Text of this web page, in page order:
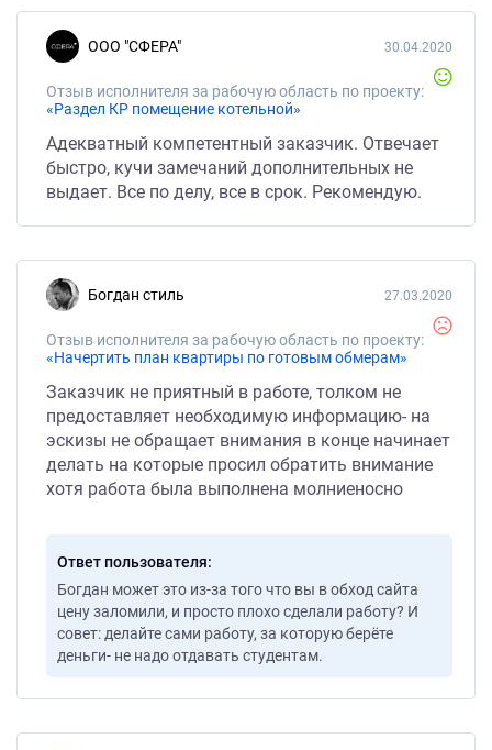
ООО "СФЕРА"
Отзыв исполнителя за рабочую область по проекту:
«Раздел КР помещение котельной»
30.04.2020
Адекватный компетентный заказчик. Отвечает
быстро, кучи замечаний дополнительных не
выдает. Все по делу, все в срок. Рекомендую.
Богдан стиль
Отзыв исполнителя за рабочую область по проекту:
«Начертить план квартиры по готовым обмерам»
27.03.2020
Заказчик не приятный в работе, толком не
предоставляет необходимую информацию- на
эскизы не обращает внимания в конце начинает
делать на которые просил обратить внимание
хотя работа была выполнена молниеносно
Ответ пользователя
Богдан может это из-за того что вы в обход сайта
цену заломили, и просто плохо сделали работу? И
совет: делайте сами работу, за которую берёте
деньги- не надо отдавать студентам.